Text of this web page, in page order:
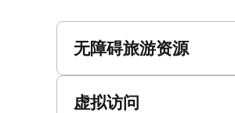
无障碍旅游资源
虚拟访问